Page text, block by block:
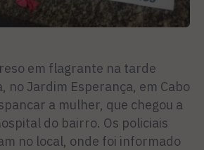
em flagrante na tarde
no Jardim Esperança, em Cabo
a mulher, que chegou a
do bairro. Os policiais
no local, onde foi informado